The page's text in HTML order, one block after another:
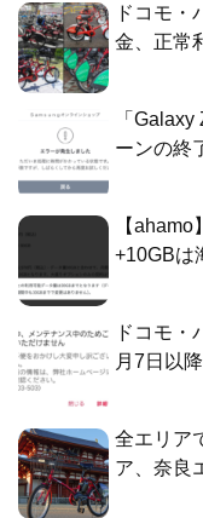
ドコモ・
金、正常
「
ーンの終
【
+10GBは
ドコモ・
月7日以
全エリア
ア、奈良